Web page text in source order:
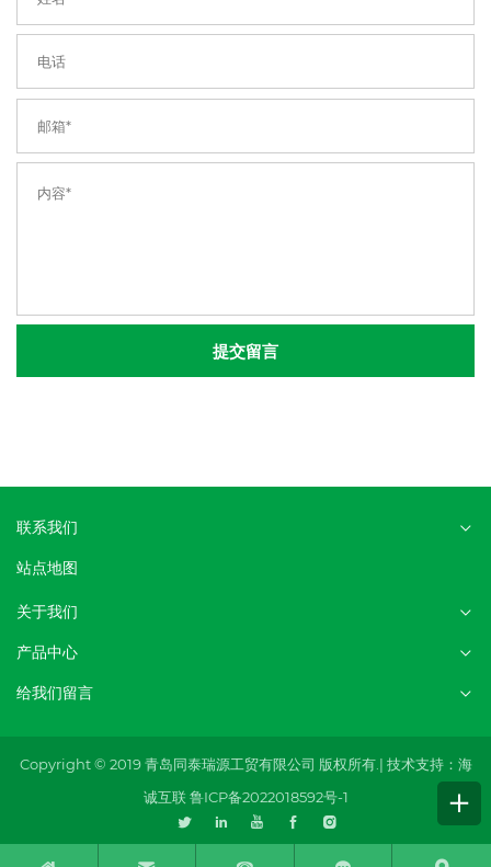
提交留言
联系我们
站点地图
关于我们
产品中心
给我们留言
Copyright © 2019 青岛同泰瑞源工贸有限公司 版权所有.| 技术支持：海
诚互联 鲁ICP备2022018592号-1